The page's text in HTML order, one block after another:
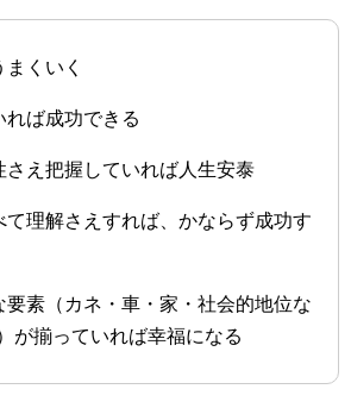
くいく
ば成功できる
さえ把握していれば人生安泰
理解さえすれば、かならず成功す
素（カネ・車・家・社会的地位な
が揃っていれば幸福になる